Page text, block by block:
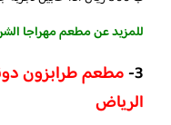
للمزيد عن مطعم مهراجا
3-
الرياض